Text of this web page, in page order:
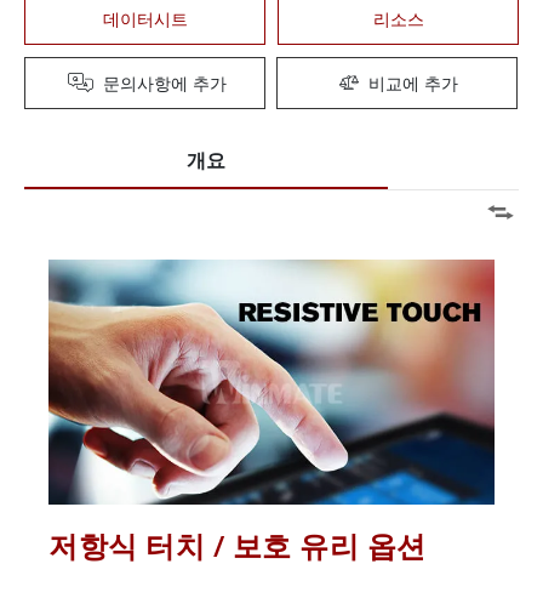
데이터시트 리소스
문의사항에 추가 비교에 추가
개요
저항식 터치 / 보호 유리 옵션